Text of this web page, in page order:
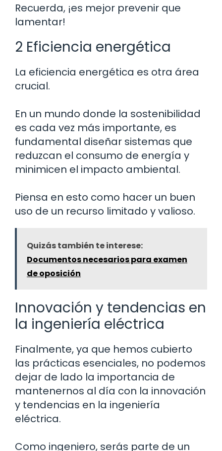
Recuerda, ¡es mejor prevenir que
lamentar!
2 Eficiencia energética
La eficiencia energética es otra área
crucial.
En un mundo donde la sostenibilidad
es cada vez más importante, es
fundamental diseñar sistemas que
reduzcan el consumo de energía y
minimicen el impacto ambiental.
Piensa en esto como hacer un buen
uso de un recurso limitado y valioso.
Quizás también te interese:
Documentos necesarios para examen
de oposición
Innovación y tendencias en
la ingeniería eléctrica
Finalmente, ya que hemos cubierto
las prácticas esenciales, no podemos
dejar de lado la importancia de
mantenernos al día con la innovación
y tendencias en la ingeniería
eléctrica.
Como ingeniero, serás parte de un